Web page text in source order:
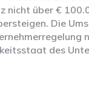
nicht über €
Die
des